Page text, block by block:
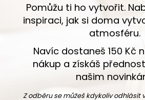
Pomůžu ti ho vytvořit.
inspiraci, jak si doma
atmosféru.
Navíc dostaneš 150 Kč
nákup a získáš
našim
Z odběru se můžeš kdykoliv odhlásit